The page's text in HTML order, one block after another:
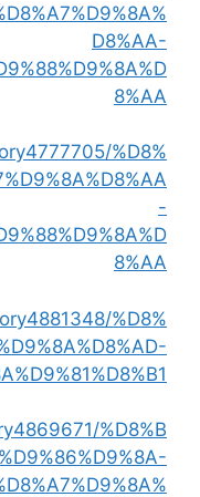
D8%AA-
8%AA
%D8%
-
8%AA
%D8%
%D8%B